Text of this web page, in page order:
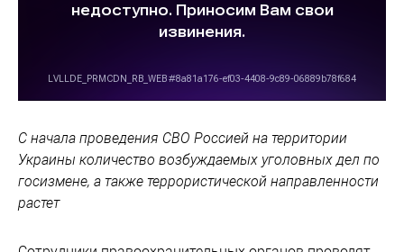
С начала проведения СВО Россией на территории
Украины количество возбуждаемых уголовных дел по
госизмене, а также террористической направленности
растет